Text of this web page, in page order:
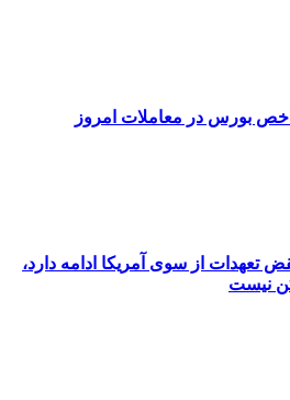
تعهدات از سوی آمریکا ادامه دارد،
نیست